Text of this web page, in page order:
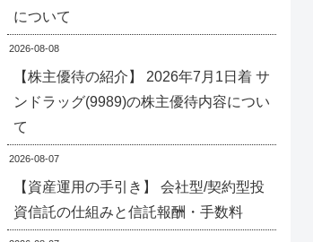
について
2026-08-08
【株主優待の紹介】 2026年7月1日着 サ
ンドラッグ(9989)の株主優待内容につい
て
2026-08-07
【資産運用の手引き】 会社型/契約型投
資信託の仕組みと信託報酬・手数料